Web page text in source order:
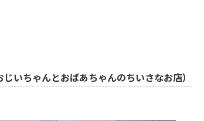
じいちゃんとおばあちゃんのちいさなお店）